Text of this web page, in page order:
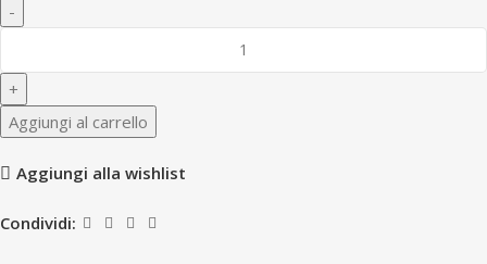
Aggiungi al carrello
Aggiungi alla wishlist
Condividi: